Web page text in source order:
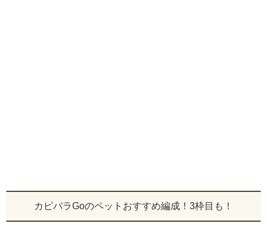
カピバラGoのペットおすすめ編成！3枠目も！